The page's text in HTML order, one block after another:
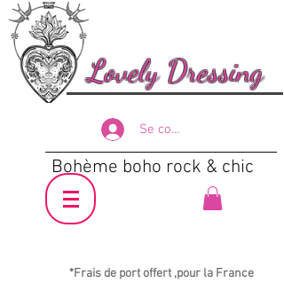
Lovely Dressing
Se connecter
Bohème boho rock & chic
*Frais de port offert ,pour la France